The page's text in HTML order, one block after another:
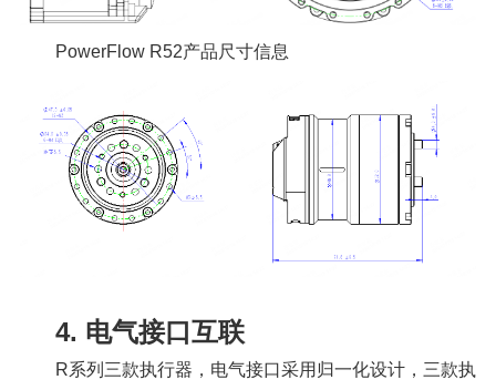
PowerFlow R52产品尺寸信息
4. 电气接口互联
R系列三款执行器，电气接口采用归一化设计，三款执